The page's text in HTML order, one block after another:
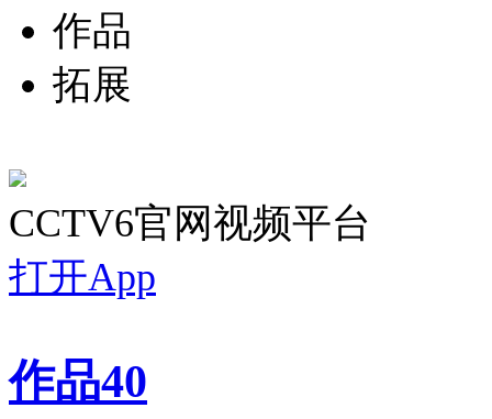
作品
拓展
CCTV6官网视频平台
打开App
作品40